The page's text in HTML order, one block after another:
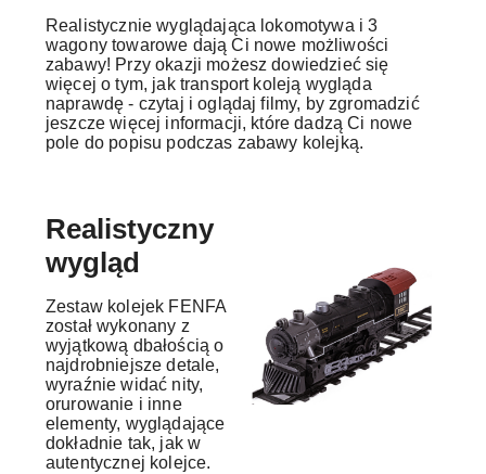
Realistycznie wyglądająca lokomotywa i 3
wagony towarowe dają Ci nowe możliwości
zabawy! Przy okazji możesz dowiedzieć się
więcej o tym, jak transport koleją wygląda
naprawdę - czytaj i oglądaj filmy, by zgromadzić
jeszcze więcej informacji, które dadzą Ci nowe
pole do popisu podczas zabawy kolejką.
Realistyczny
wygląd
Zestaw kolejek FENFA
został wykonany z
wyjątkową dbałością o
najdrobniejsze detale,
wyraźnie widać nity,
orurowanie i inne
elementy, wyglądające
dokładnie tak, jak w
autentycznej kolejce.